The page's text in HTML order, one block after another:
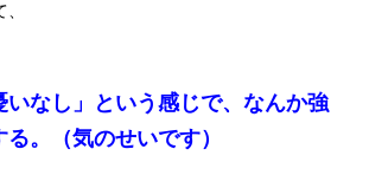
いなし」という感じで、なんか強
。（気のせいです）